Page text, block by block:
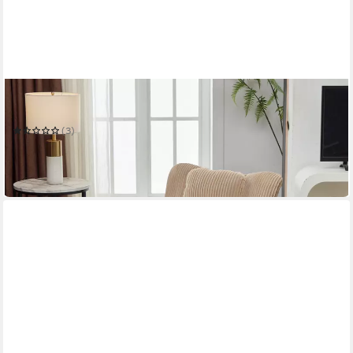
MERAX
Schaukelsessel Schwingsessel aus Cord-Sessel in Braun
(3)
139,99 € UVP
in 6-7 Werktagen bei dir